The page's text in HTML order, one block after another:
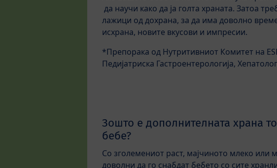
да научи како да ја голта храната. Затоа
лажици од дохрана, за да има доволно
исхрана, новите вкусови и импресии.
*Препорака од Нутритивниот Комитет на
Педијатриска Гастроентерологија,
Зошто е дополнителната храна
бебе?
Со зголемениот раст, мајчиното млеко или
доволни да го снабдат бебето со сите